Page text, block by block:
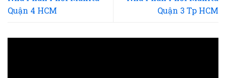
Quận 4 HCM
Quận 3 Tp HCM